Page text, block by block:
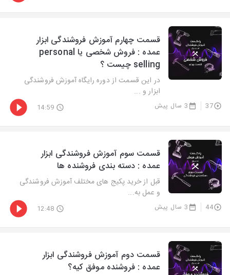
قسمت چهارم آموزش فروشندگی ابزار
عمده : ‌فروش شخصی یا personal
selling چیست ؟
در این قسمت از دوره رایگاه آموزش فروشندگی
ابزار و ...
37 3 سال پیش 14:59
قسمت سوم آموزش فروشندگی ابزار
عمده : دسته بندی فروشنده ها
قبل از خرید پکیج های مختلف آموزش فروشندگی
و عمل به...
44 3 سال پیش 12:48
قسمت دوم آموزش فروشندگی ابزار
عمده : فروشنده موفق کیه؟